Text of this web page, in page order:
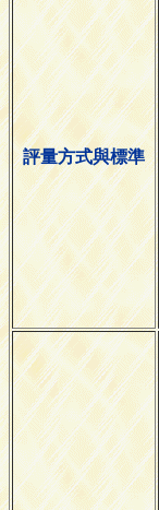
評量方式與標準